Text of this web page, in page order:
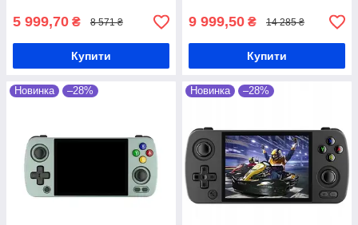
5 999,70 ₴ 8 571 ₴
Купити
9 999,50 ₴ 14 285 ₴
Купити
Новинка –28% Новинка –28%